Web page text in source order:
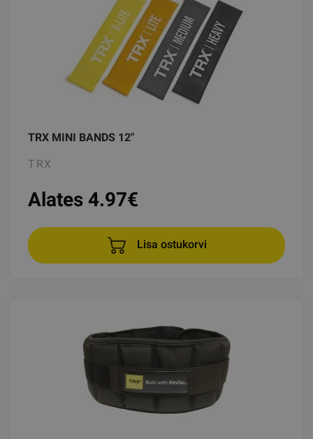
TRX MINI BANDS 12"
TRX
Alates 4.97€
Lisa ostukorvi